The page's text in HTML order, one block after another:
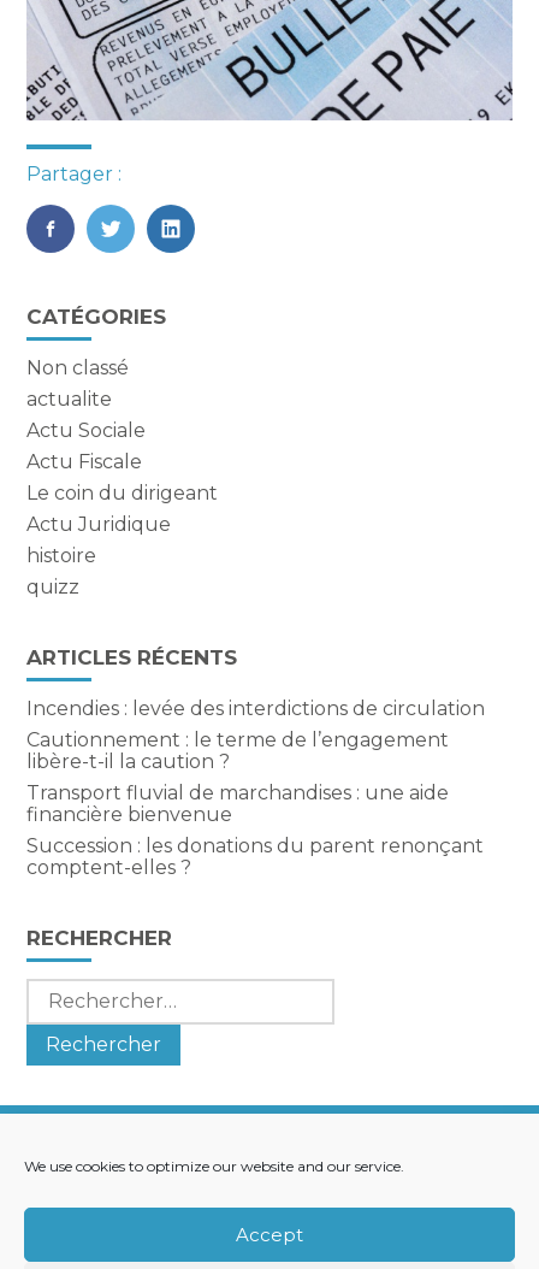
We use cookies to optimize our website and our service.
Accept
Partager :
FaceBook
TwitterLinkedIn
Blog
sidebar
CATÉGORIES
Non classé
actualite
Actu Sociale
Actu Fiscale
Le coin du dirigeant
Actu Juridique
histoire
quizz
ARTICLES RÉCENTS
Incendies : levée des interdictions de circulation
Cautionnement : le terme de l’engagement
libère-t-il la caution ?
Transport fluvial de marchandises : une aide
financière bienvenue
Succession : les donations du parent renonçant
comptent-elles ?
RECHERCHER
Rechercher :
Principale
NOS SOLUTIONS
RECRUTEMENT
CONTACT